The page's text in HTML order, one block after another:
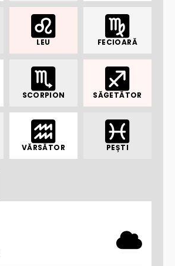
LEU FECIOARĂ
SCORPION SĂGETĂTOR
VĂRSĂTOR PEȘTI